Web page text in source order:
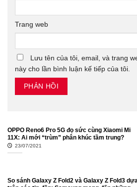
Trang web
Lưu tên của tôi, email, và trang
này cho lần bình luận kế tiếp của tôi.
OPPO Reno6 Pro 5G đọ sức cùng Xiaomi Mi
11X: Ai mới “trùm” phân khúc tầm trung?
23/07/2021
So sánh Galaxy Z Fold2 và Galaxy Z Fold3